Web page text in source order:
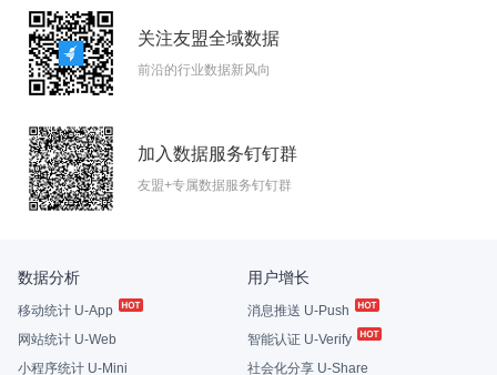
关注友盟全域数据
前沿的行业数据新风向
加入数据服务钉钉群
友盟+专属数据服务钉钉群
数据分析
移动统计 U-App
网站统计 U-Web
小程序统计 U-Mini
用户增长
消息推送 U-Push
智能认证 U-Verify
社会化分享 U-Share